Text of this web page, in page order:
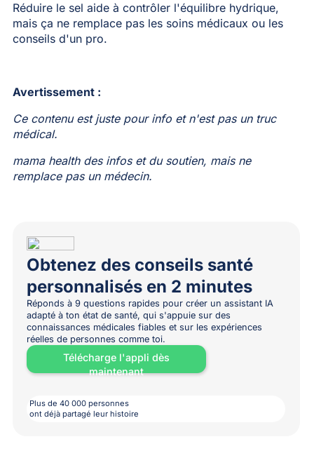
Réduire le sel aide à contrôler l'équilibre hydrique,
mais ça ne remplace pas les soins médicaux ou les
conseils d'un pro.
Avertissement :
Ce contenu est juste pour info et n'est pas un truc
médical.
mama health des infos et du soutien, mais ne
remplace pas un médecin.
Obtenez des conseils santé
personnalisés en 2 minutes
Réponds à 9 questions rapides pour créer un assistant IA
adapté à ton état de santé, qui s'appuie sur des
connaissances médicales fiables et sur les expériences
réelles de personnes comme toi.
Télécharge l'appli dès
maintenant
Plus de 40 000 personnes
ont déjà partagé leur histoire